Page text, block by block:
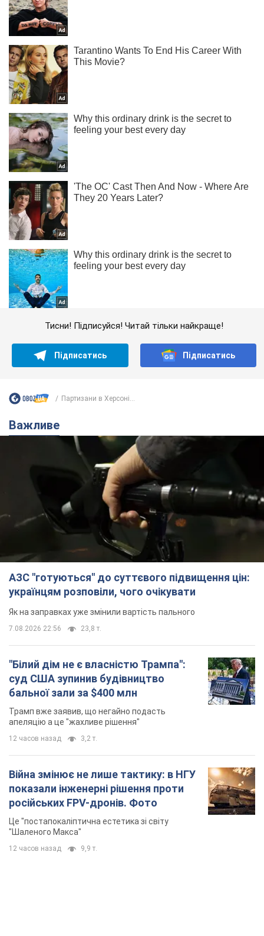
Тисни! Підписуйся! Читай тільки найкраще!
Підписатись Підписатись
Партизани в Херсоні...
Важливе
АЗС "готуються" до суттєвого підвищення цін:
українцям розповіли, чого очікувати
Як на заправках уже змінили вартість пального
7.08.2026 22:56 23,8 т.
"Білий дім не є власністю Трампа":
суд США зупинив будівництво
бальної зали за $400 млн
Трамп вже заявив, що негайно подасть
апеляцію а це "жахливе рішення"
12 часов назад 3,2 т.
Війна змінює не лише тактику: в НГУ
показали інженерні рішення проти
російських FPV-дронів. Фото
Це "постапокаліптична естетика зі світу
"Шаленого Макса"
12 часов назад 9,9 т.